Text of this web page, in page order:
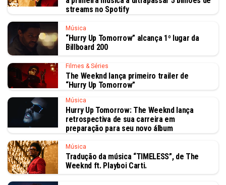
streams no Spotify
Música
“Hurry Up Tomorrow” alcança 1º lugar da
Billboard 200
Filmes & Séries
The Weeknd lança primeiro trailer de
“Hurry Up Tomorrow”
Música
Hurry Up Tomorrow: The Weeknd lança
retrospectiva de sua carreira em
preparação para seu novo álbum
Música
Tradução da música “TIMELESS”, de The
Weeknd ft. Playboi Carti.